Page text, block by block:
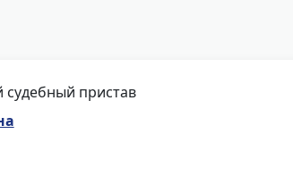
пристав